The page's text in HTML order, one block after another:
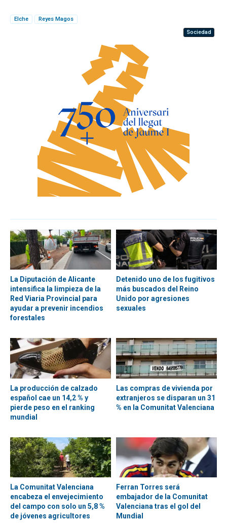
Elche
Reyes Magos
Sociedad
La Diputación de Alicante
intensifica la limpieza de la
Red Viaria Provincial para
ayudar a prevenir incendios
forestales
Detenido uno de los fugitivos
más buscados del Reino
Unido por agresiones
sexuales
La producción de calzado
español cae un 14,2 % y
pierde peso en el ranking
mundial
Las compras de vivienda por
extranjeros se disparan un 31
% en la Comunitat Valenciana
La Comunitat Valenciana
encabeza el envejecimiento
del campo con solo un 5,8 %
de jóvenes agricultores
Ferran Torres será
embajador de la Comunitat
Valenciana tras el gol del
Mundial